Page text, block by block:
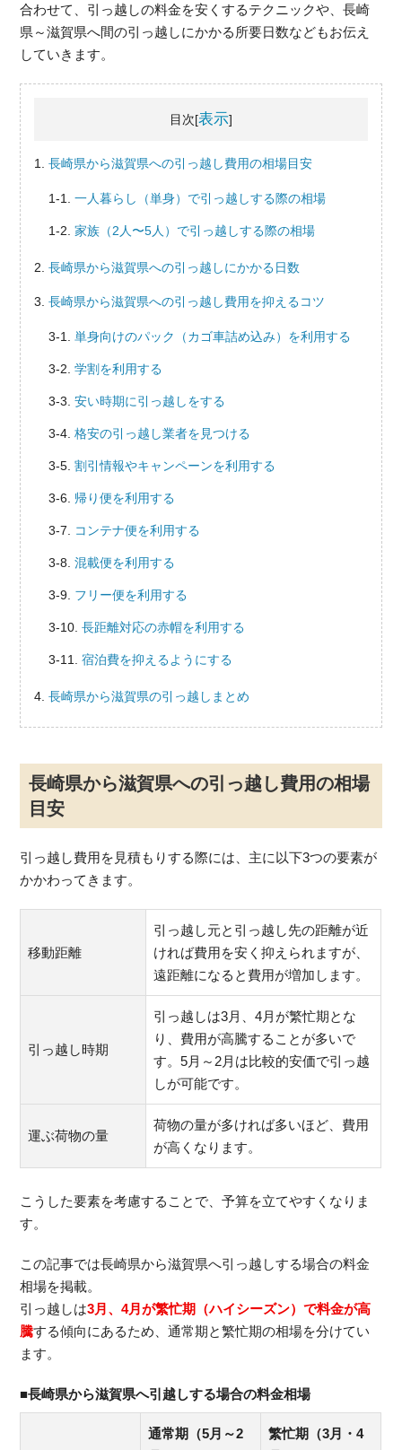
合わせて、引っ越しの料金を安くするテクニックや、長崎
県～滋賀県へ間の引っ越しにかかる所要日数などもお伝え
していきます。
目次[表示]
長崎県から滋賀県への引っ越し費用の相場目安
一人暮らし（単身）で引っ越しする際の相場
家族（2人〜5人）で引っ越しする際の相場
長崎県から滋賀県への引っ越しにかかる日数
長崎県から滋賀県への引っ越し費用を抑えるコツ
単身向けのパック（カゴ車詰め込み）を利用する
学割を利用する
安い時期に引っ越しをする
格安の引っ越し業者を見つける
割引情報やキャンペーンを利用する
帰り便を利用する
コンテナ便を利用する
混載便を利用する
フリー便を利用する
長距離対応の赤帽を利用する
宿泊費を抑えるようにする
長崎県から滋賀県の引っ越しまとめ
長崎県から滋賀県への引っ越し費用の相場
目安
引っ越し費用を見積もりする際には、主に以下3つの要素が
かかわってきます。
移動距離
引っ越し元と引っ越し先の距離が近
ければ費用を安く抑えられますが、
遠距離になると費用が増加します。
引っ越し時期
引っ越しは3月、4月が繁忙期とな
り、費用が高騰することが多いで
す。5月～2月は比較的安価で引っ越
しが可能です。
運ぶ荷物の量
荷物の量が多ければ多いほど、費用
が高くなります。
こうした要素を考慮することで、予算を立てやすくなりま
す。
この記事では長崎県から滋賀県へ引っ越しする場合の料金
相場を掲載。
引っ越しは3月、4月が繁忙期（ハイシーズン）で料金が高
騰する傾向にあるため、通常期と繁忙期の相場を分けてい
ます。
■長崎県から滋賀県へ引越しする場合の料金相場
通常期（5月～2
繁忙期（3月・4